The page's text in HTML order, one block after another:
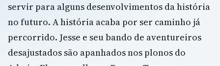
servir para alguns desenvolvimentos da história
no futuro. A história acaba por ser caminho já
percorrido. Jesse e seu bando de aventureiros
desajustados são apanhados nos plonos do